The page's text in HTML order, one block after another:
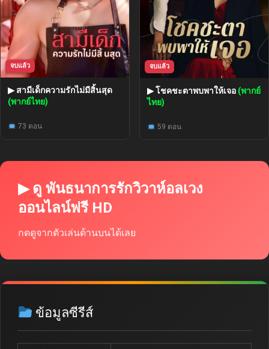
จบแล้ว
▶ สามีเด็กความรักไม่มีสิ้นสุด
(พากย์ไทย)
73 ตอน
จบแล้ว
▶ โชคชะตาพบพาให้เจอ (พากย์
ไทย)
59 ตอน
▶ ดู พันธนาการรักวิวาห์อลเวง
ออนไลน์ฟรี HD
กดดูจากตัวเล่นด้านบนได้เลย
ข้อมูลซีรีส์